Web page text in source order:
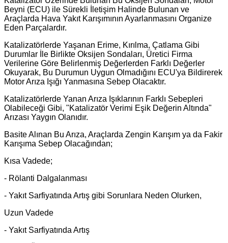
Beyni (ECU) ile Sürekli İletişim Halinde Bulunan ve
Araçlarda Hava Yakıt Karışımının Ayarlanmasını Organize
Eden Parçalardır.
Katalizatörlerde Yaşanan Erime, Kırılma, Çatlama Gibi
Durumlar İle Birlikte Oksijen Sondaları, Üretici Firma
Verilerine Göre Belirlenmiş Değerlerden Farklı Değerler
Okuyarak, Bu Durumun Uygun Olmadığını ECU'ya Bildirerek
Motor Arıza Işığı Yanmasına Sebep Olacaktır.
Katalizatörlerde Yanan Arıza Işıklarının Farklı Sebepleri
Olabileceği Gibi, "Katalizatör Verimi Eşik Değerin Altında"
Arızası Yaygın Olanıdır.
Basite Alınan Bu Arıza, Araçlarda Zengin Karışım ya da Fakir
Karışıma Sebep Olacağından;
Kısa Vadede;
- Rölanti Dalgalanması
- Yakıt Sarfiyatında Artış gibi Sorunlara Neden Olurken,
Uzun Vadede
- Yakıt Sarfiyatında Artış